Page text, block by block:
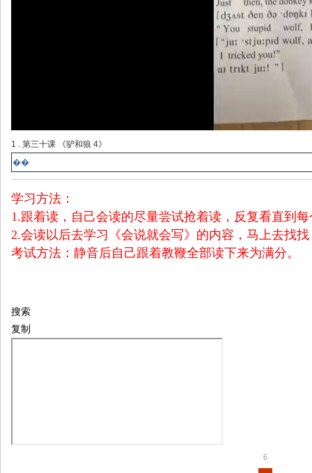
1 . 第三十课 《驴和狼 4》
��
学习方法：
1.跟着读，自己会读的尽量尝试抢着读，反复看直到
2.会读以后去学习《会说就会写》的内容，马上去找
考试方法：静音后自己跟着教鞭全部读下来为满分。
搜索
复制
6